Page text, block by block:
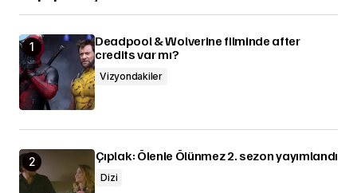
Deadpool & Wolverine filminde after
credits var mı?
Vizyondakiler
Çıplak: Ölenle Ölünmez 2. sezon yayımlandı
Dizi